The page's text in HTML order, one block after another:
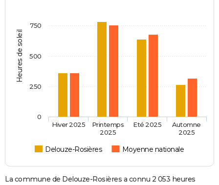
Heures de soleil
Delouze-Rosières Moyenne nationale
Hiver 2025
Printemps
2025
Eté 2025
Automne
2025
0
250
500
750
La commune de Delouze-Rosières a connu 2 053 heures